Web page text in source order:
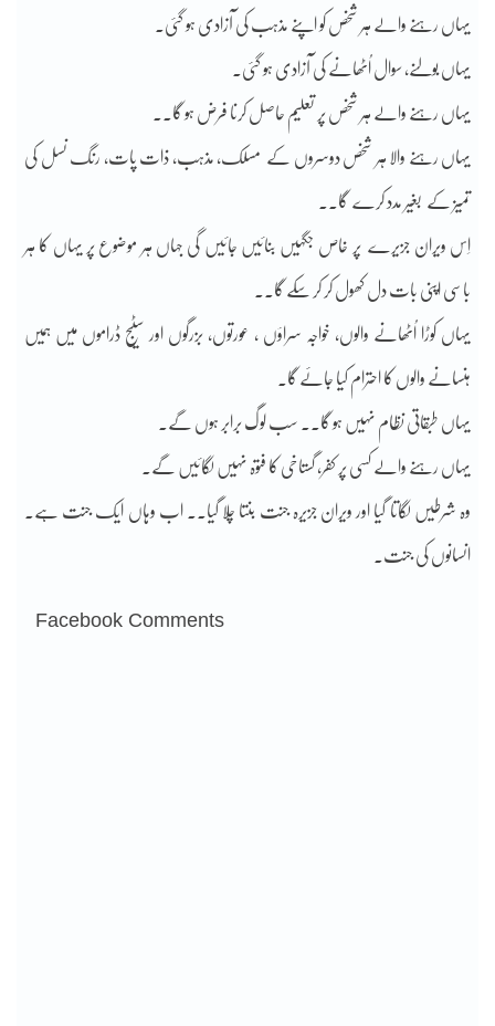
یہاں رہنے والے ہر شخص کو اپنے مذہب کی آزادی ہو گئی۔
یہاں بولنے، سوال اُٹھانے کی آزادی ہو گئی۔
یہاں رہنے والے ہر شخص پر تعلیم حاصل کرنا فرض ہو گا۔۔
یہاں رہنے والا ہر شخص دوسروں کے مسلک، مذہب، ذات پات، رنگ نسل کی
تمیز کے بغیر مدد کرے گا۔۔
اِس ویران جزیرے پر خاص جگہیں بنائیں جائیں گی جہاں ہر موضوع پر یہاں کا ہر
باسی اپنی بات دل کھول کر کر سکے گا۔۔
یہاں کوڑا اُٹھانے والوں، خواجہ سراؤں ، عورتوں، بزرگوں اور سٹیج ڈراموں میں ہمیں
ہنسانے والوں کا احترام کیا جائے گا۔
یہاں طبقاتی نظام نہیں ہو گا۔۔ سب لوگ برابر ہوں گے۔
یہاں رہنے والے کسی پر کفر، گستاخی کا فتوہ نہیں لگائیں گے۔
وہ شرطیں لگاتا گیا اور ویران جزیرہ جنت بنتا چلا گیا۔۔ اب وہاں ایک جنت ہے۔
انسانوں کی جنت۔
Facebook Comments